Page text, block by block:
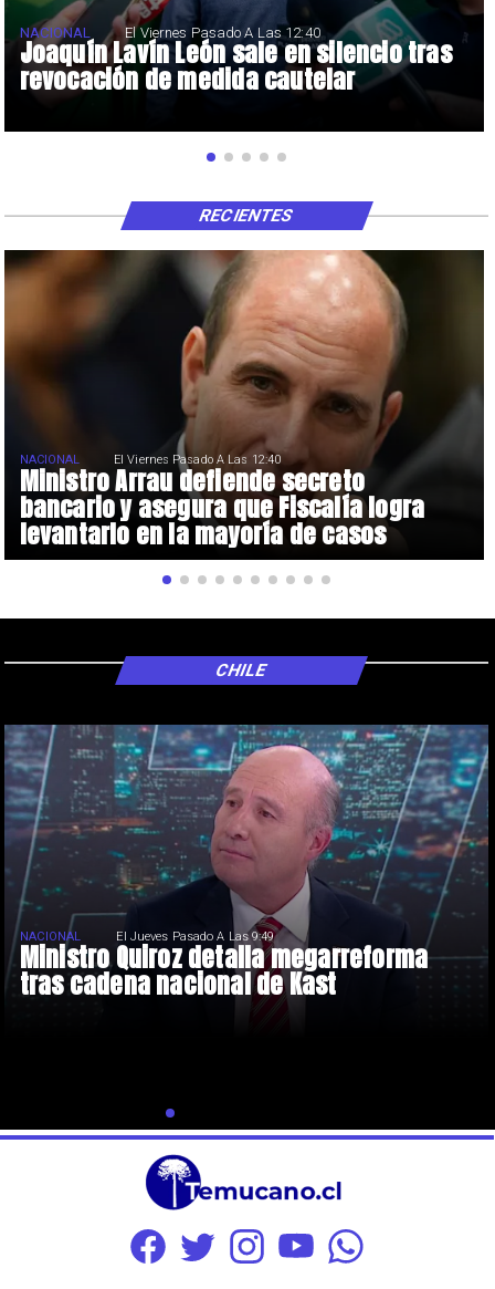
Joaquín Lavín León sale en silencio tras
revocación de medida cautelar
NACIONAL El Viernes Pasado A Las 12:40
Ministro Arrau defiende secreto
bancario y asegura que Fiscalía logra
levantarlo en la mayoría de casos
NACIONAL El Viernes Pasado A Las 12:40
RECIENTES
Ministro Quiroz detalla megarreforma
tras cadena nacional de Kast
NACIONAL El Jueves Pasado A Las 9:49
CHILE